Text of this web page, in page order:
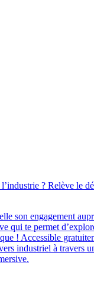
? Relève le
son engagement
qui te permet
! Accessible
industriel à travers